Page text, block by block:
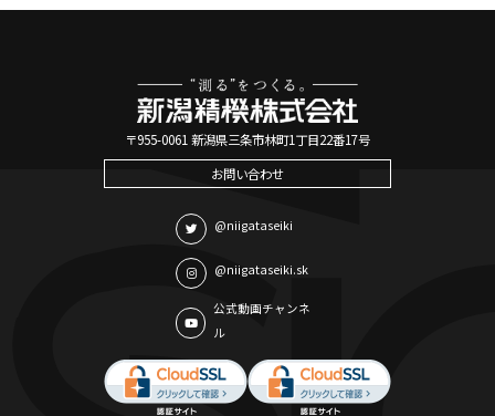
〒955-0061 新潟県三条市林町1丁目22番17号
お問い合わせ
@niigataseiki
@niigataseiki.sk
公式動画チャンネ
ル